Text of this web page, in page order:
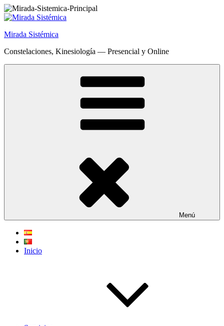
Saltar
al
Mirada Sistémica
Constelaciones, Kinesiología — Presencial y Online
Menú
Inicio